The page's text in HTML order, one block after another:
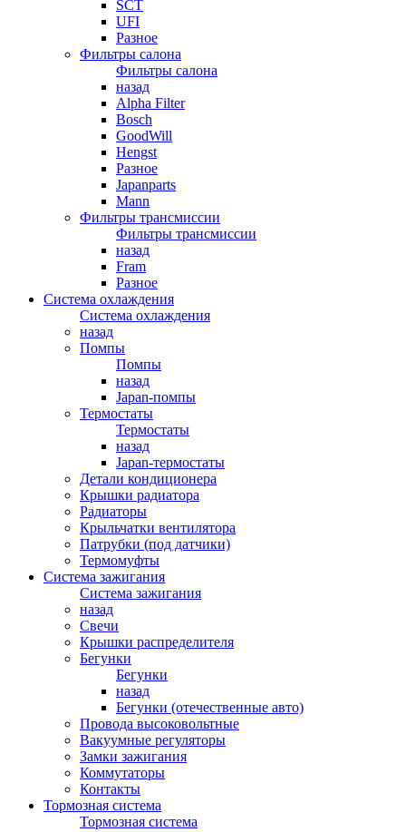
SCT
UFI
Разное
Фильтры салона
Фильтры салона
назад
Alpha Filter
Bosch
GoodWill
Hengst
Разное
Japanparts
Mann
Фильтры трансмиссии
Фильтры трансмиссии
назад
Fram
Разное
Система охлаждения
Система охлаждения
назад
Помпы
Помпы
назад
Japan-помпы
Термостаты
Термостаты
назад
Japan-термостаты
Детали кондиционера
Крышки радиатора
Радиаторы
Крыльчатки вентилятора
Патрубки (под датчики)
Термомуфты
Система зажигания
Система зажигания
назад
Свечи
Крышки распределителя
Бегунки
Бегунки
назад
Бегунки (отечественные авто)
Провода высоковольтные
Вакуумные регуляторы
Замки зажигания
Коммутаторы
Контакты
Тормозная система
Тормозная система